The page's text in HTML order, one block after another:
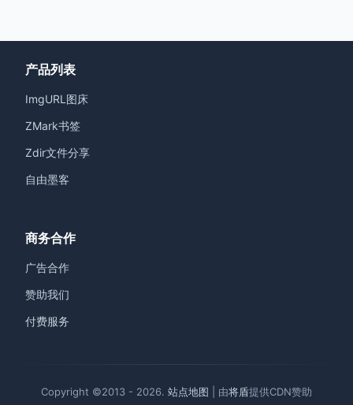
产品列表
ImgURL图床
ZMark书签
Zdir文件分享
自由墨客
商务合作
广告合作
赞助我们
付费服务
Copyright ©2013 - 2026. 站点地图 | 由将盾提供CDN赞助